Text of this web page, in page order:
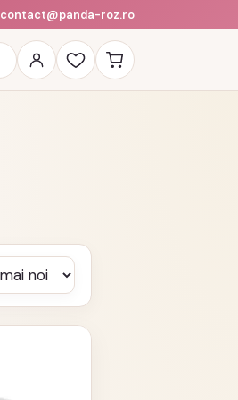
contact@panda-roz.ro